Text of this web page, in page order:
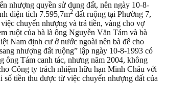
nhượng quyền sử dụng đất, nên ngày 10-8-
diện tích 7.595,7m2 đất ruộng tại Phường 7,
chuyển nhượng và trả tiền, vàng cho vợ
ruột của bà là ông Nguyễn Văn Tám và bà
Nam định cư ở nước ngoài nên bà để cho
nhượng đất ruộng” lập ngày 10-8-1993 có
ông Tám canh tác, nhưng năm 2004, không
Công ty trách nhiệm hữu hạn Minh Châu với
tiền thu được từ việc chuyển nhượng đất của